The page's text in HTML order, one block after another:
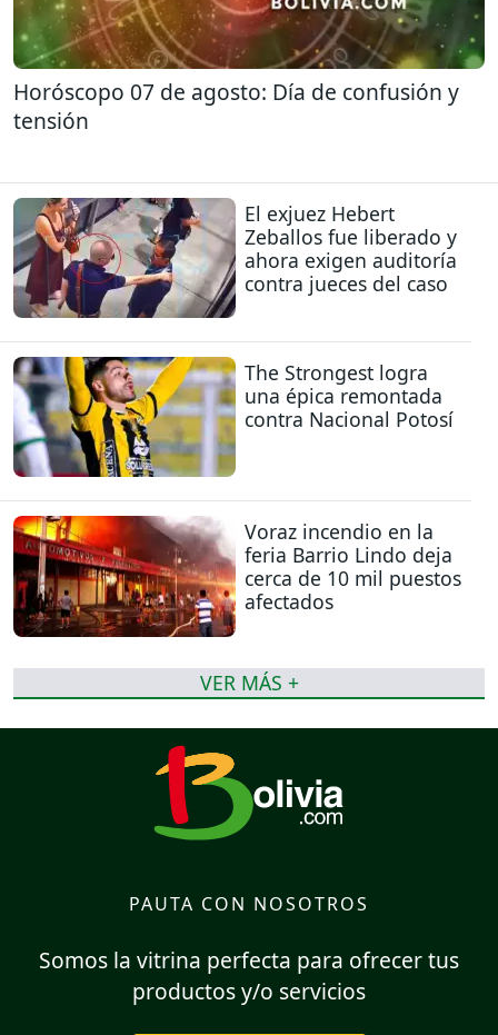
Horóscopo 07 de agosto: Día de confusión y
tensión
El exjuez Hebert
Zeballos fue liberado y
ahora exigen auditoría
contra jueces del caso
The Strongest logra
una épica remontada
contra Nacional Potosí
Voraz incendio en la
feria Barrio Lindo deja
cerca de 10 mil puestos
afectados
VER MÁS +
PAUTA CON NOSOTROS
Somos la vitrina perfecta para ofrecer tus
productos y/o servicios